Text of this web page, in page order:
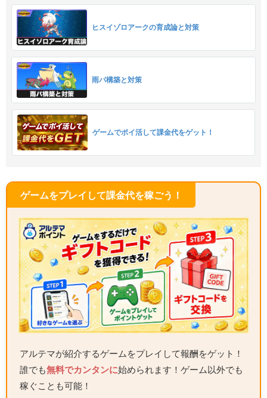
ヒスイゾロアークの育成論と対策
雨パ構築と対策
ゲームでポイ活して課金代をゲット！
ゲームをプレイして課金代を稼ごう！
アルテマが紹介するゲームをプレイして報酬をゲット！
誰でも無料でカンタンに始められます！ゲーム以外でも
稼ぐことも可能！